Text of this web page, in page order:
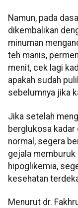
Namun, pada
dikembalikan
minuman
teh manis,
menit, cek lagi
apakah sudah
sebelumnya jika
Jika setelah
berglukosa
normal, segera
gejala memburuk
hipoglikemia,
kesehatan
Menurut dr.